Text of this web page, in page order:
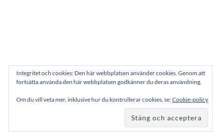
Integritet och cookies: Den här webbplatsen använder cookies. Genom att
fortsätta använda den här webbplatsen godkänner du deras användning.
Om du vill veta mer, inklusive hur du kontrollerar cookies, se:Cookie-policy